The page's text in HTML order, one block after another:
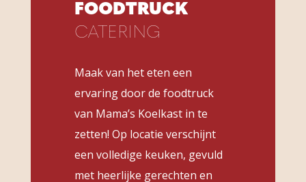
FOODTRUCK
CATERING
Maak van het eten een
ervaring door de foodtruck
van Mama’s Koelkast in te
zetten! Op locatie verschijnt
een volledige keuken, gevuld
met heerlijke gerechten en